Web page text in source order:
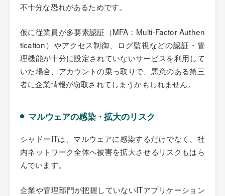
不十分な恐れがあるためです。
仮に従業員が多要素認証（MFA：Multi-Factor Authen
tication）やアクセス制御、ログ監視などの認証・管
理機能が十分に設定されていないサービスを利用して
いた場合、アカウントの乗っ取りで、悪意のある第三
者に企業情報が窃取されてしまうかもしれません。
マルウェアの感染・拡大のリスク
シャドーITは、マルウェアに感染するだけでなく、社
内ネットワーク全体へ被害を拡大させるリスクもはら
んでいます。
企業や管理部門が把握していないITアプリケーション